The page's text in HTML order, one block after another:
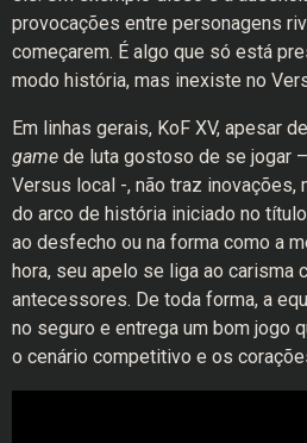
provocações entre personagens
começarem. É algo que só está
modo história, mas inexiste no
Em linhas gerais, KoF XV, apesar
game de luta gostoso de se jogar
Versus local -, não traz inovações,
do arco de história iniciado no
ao desfecho ou na forma como a
hora, seu apelo se liga ao carisma
antecessores. De toda forma, a
no seguro e entrega um bom jogo
o cenário competitivo e os